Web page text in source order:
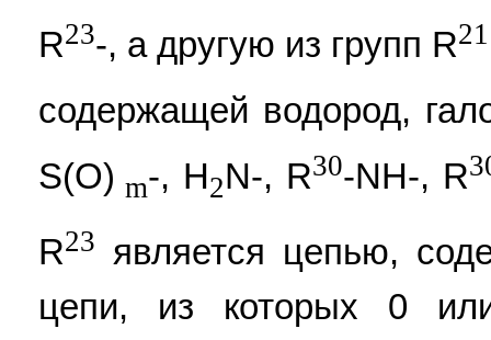
R23-, а другую из групп R21
содержащей водород,
S(O) m-, H2N-, R30-NH-, R
R23 является цепью,
цепи, из которых 0